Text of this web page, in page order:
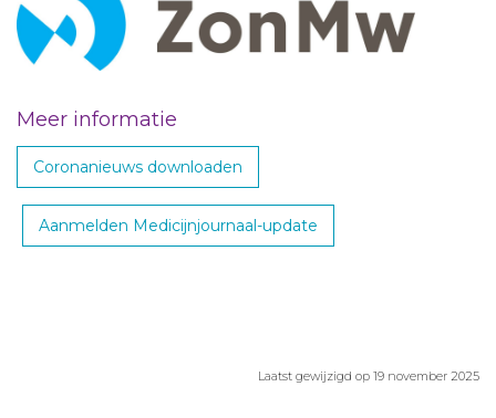
Meer informatie
Coronanieuws downloaden
Aanmelden Medicijnjournaal-update
Laatst gewijzigd op 19 november 2025